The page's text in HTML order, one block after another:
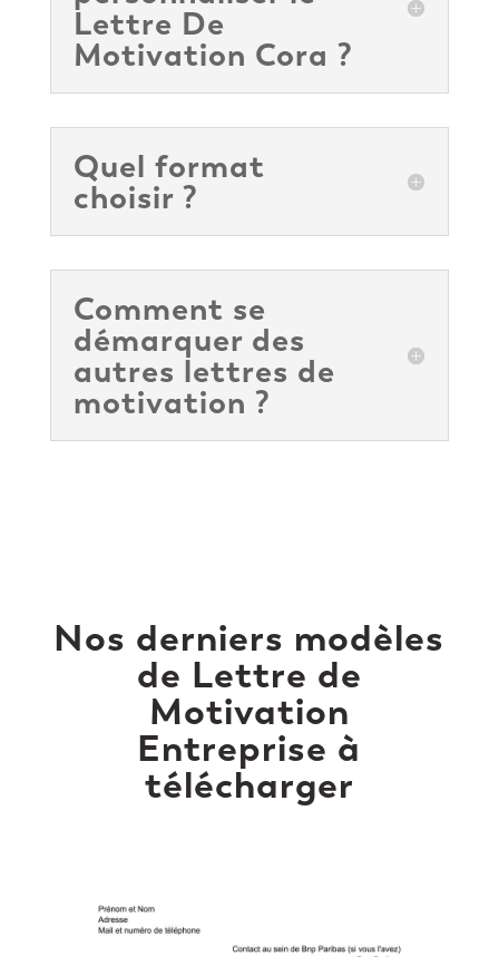
Lettre De
Motivation Cora ?
Quel format
choisir ?
Comment se
démarquer des
autres lettres de
motivation ?
Nos derniers modèles
de Lettre de
Motivation
Entreprise à
télécharger